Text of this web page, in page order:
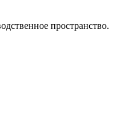
пространство.